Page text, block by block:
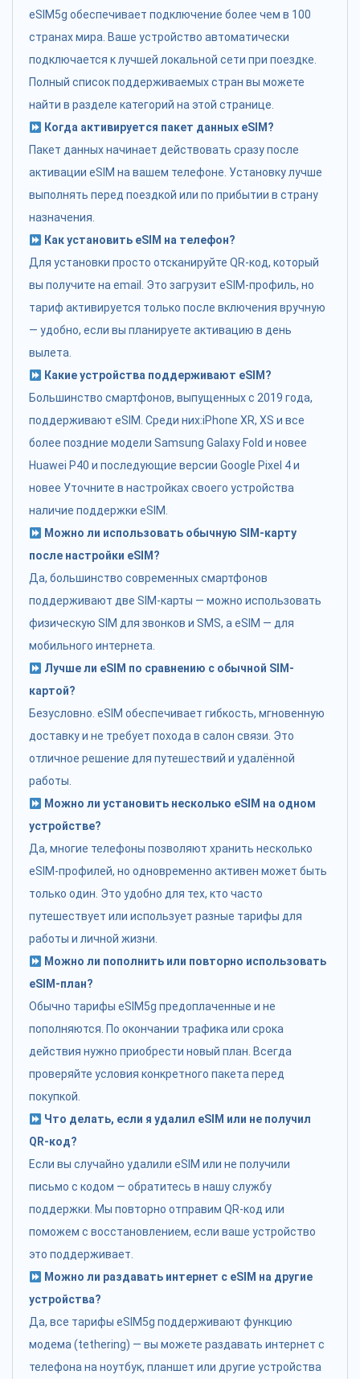
eSIM5g обеспечивает подключение более чем в 100
странах мира. Ваше устройство автоматически
подключается к лучшей локальной сети при поездке.
Полный список поддерживаемых стран вы можете
найти в разделе категорий на этой странице.
Когда активируется пакет данных eSIM?
Пакет данных начинает действовать сразу после
активации eSIM на вашем телефоне. Установку лучше
выполнять перед поездкой или по прибытии в страну
назначения.
Как установить eSIM на телефон?
Для установки просто отсканируйте QR-код, который
вы получите на email. Это загрузит eSIM-профиль, но
тариф активируется только после включения вручную
— удобно, если вы планируете активацию в день
вылета.
Какие устройства поддерживают eSIM?
Большинство смартфонов, выпущенных с 2019 года,
поддерживают eSIM. Среди них:iPhone XR, XS и все
более поздние модели Samsung Galaxy Fold и новее
Huawei P40 и последующие версии Google Pixel 4 и
новее Уточните в настройках своего устройства
наличие поддержки eSIM.
Можно ли использовать обычную SIM-карту
после настройки eSIM?
Да, большинство современных смартфонов
поддерживают две SIM-карты — можно использовать
физическую SIM для звонков и SMS, а eSIM — для
мобильного интернета.
Лучше ли eSIM по сравнению с обычной SIM-
картой?
Безусловно. eSIM обеспечивает гибкость, мгновенную
доставку и не требует похода в салон связи. Это
отличное решение для путешествий и удалённой
работы.
Можно ли установить несколько eSIM на одном
устройстве?
Да, многие телефоны позволяют хранить несколько
eSIM-профилей, но одновременно активен может быть
только один. Это удобно для тех, кто часто
путешествует или использует разные тарифы для
работы и личной жизни.
Можно ли пополнить или повторно использовать
eSIM-план?
Обычно тарифы eSIM5g предоплаченные и не
пополняются. По окончании трафика или срока
действия нужно приобрести новый план. Всегда
проверяйте условия конкретного пакета перед
покупкой.
Что делать, если я удалил eSIM или не получил
QR-код?
Если вы случайно удалили eSIM или не получили
письмо с кодом — обратитесь в нашу службу
поддержки. Мы повторно отправим QR-код или
поможем с восстановлением, если ваше устройство
это поддерживает.
Можно ли раздавать интернет с eSIM на другие
устройства?
Да, все тарифы eSIM5g поддерживают функцию
модема (tethering) — вы можете раздавать интернет с
телефона на ноутбук, планшет или другие устройства